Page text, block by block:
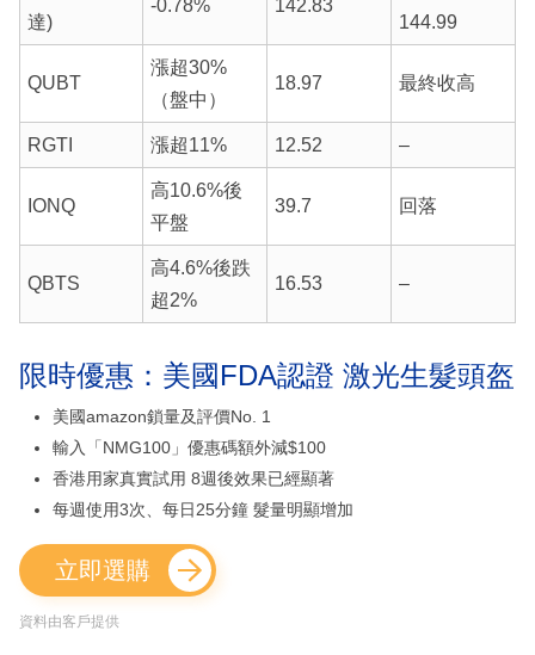
達)
-0.78%
142.83
144.99
QUBT
漲超30%
（盤中）
18.97 最終收高
RGTI 漲超11% 12.52 –
IONQ
高10.6%後
平盤
39.7 回落
QBTS
高4.6%後跌
超2%
16.53 –
限時優惠：美國FDA認證 激光生髮頭盔
美國amazon鎖量及評價No. 1
輸入「NMG100」優惠碼額外減$100
香港用家真實試用 8週後效果已經顯著
每週使用3次、每日25分鐘 髮量明顯增加
立即選購
資料由客戶提供